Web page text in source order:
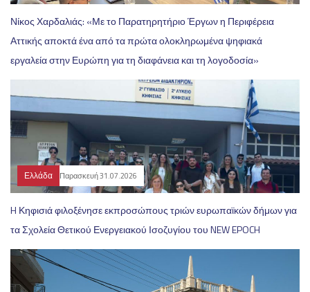
Νίκος Χαρδαλιάς: «Με το Παρατηρητήριο Έργων η Περιφέρεια
Αττικής αποκτά ένα από τα πρώτα ολοκληρωμένα ψηφιακά
εργαλεία στην Ευρώπη για τη διαφάνεια και τη λογοδοσία»
Ελλάδα Παρασκευή 31.07.2026
H Κηφισιά φιλοξένησε εκπροσώπους τριών ευρωπαϊκών δήμων για
τα Σχολεία Θετικού Ενεργειακού Ισοζυγίου του NEW EPOCH